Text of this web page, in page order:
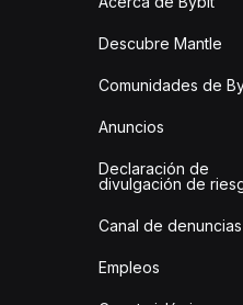
Descubre Mantle
Comunidades de
Anuncios
Declaración de
divulgación de
Canal de denuncias
Empleos